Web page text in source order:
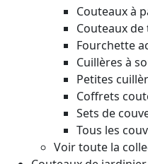
Couteaux à
Couteaux
Fourchette
Cuillères à
Petites
Coffrets
Sets de
Tous les
Voir toute la